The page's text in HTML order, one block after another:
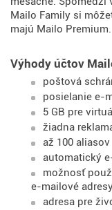
Mailo Family si
majú Mailo Premium.
Výhody účtov
poštová
posielanie e-
5 GB pre
žiadna
až 100 aliasov
automatický
možnosť
e-mailové
adresa pre